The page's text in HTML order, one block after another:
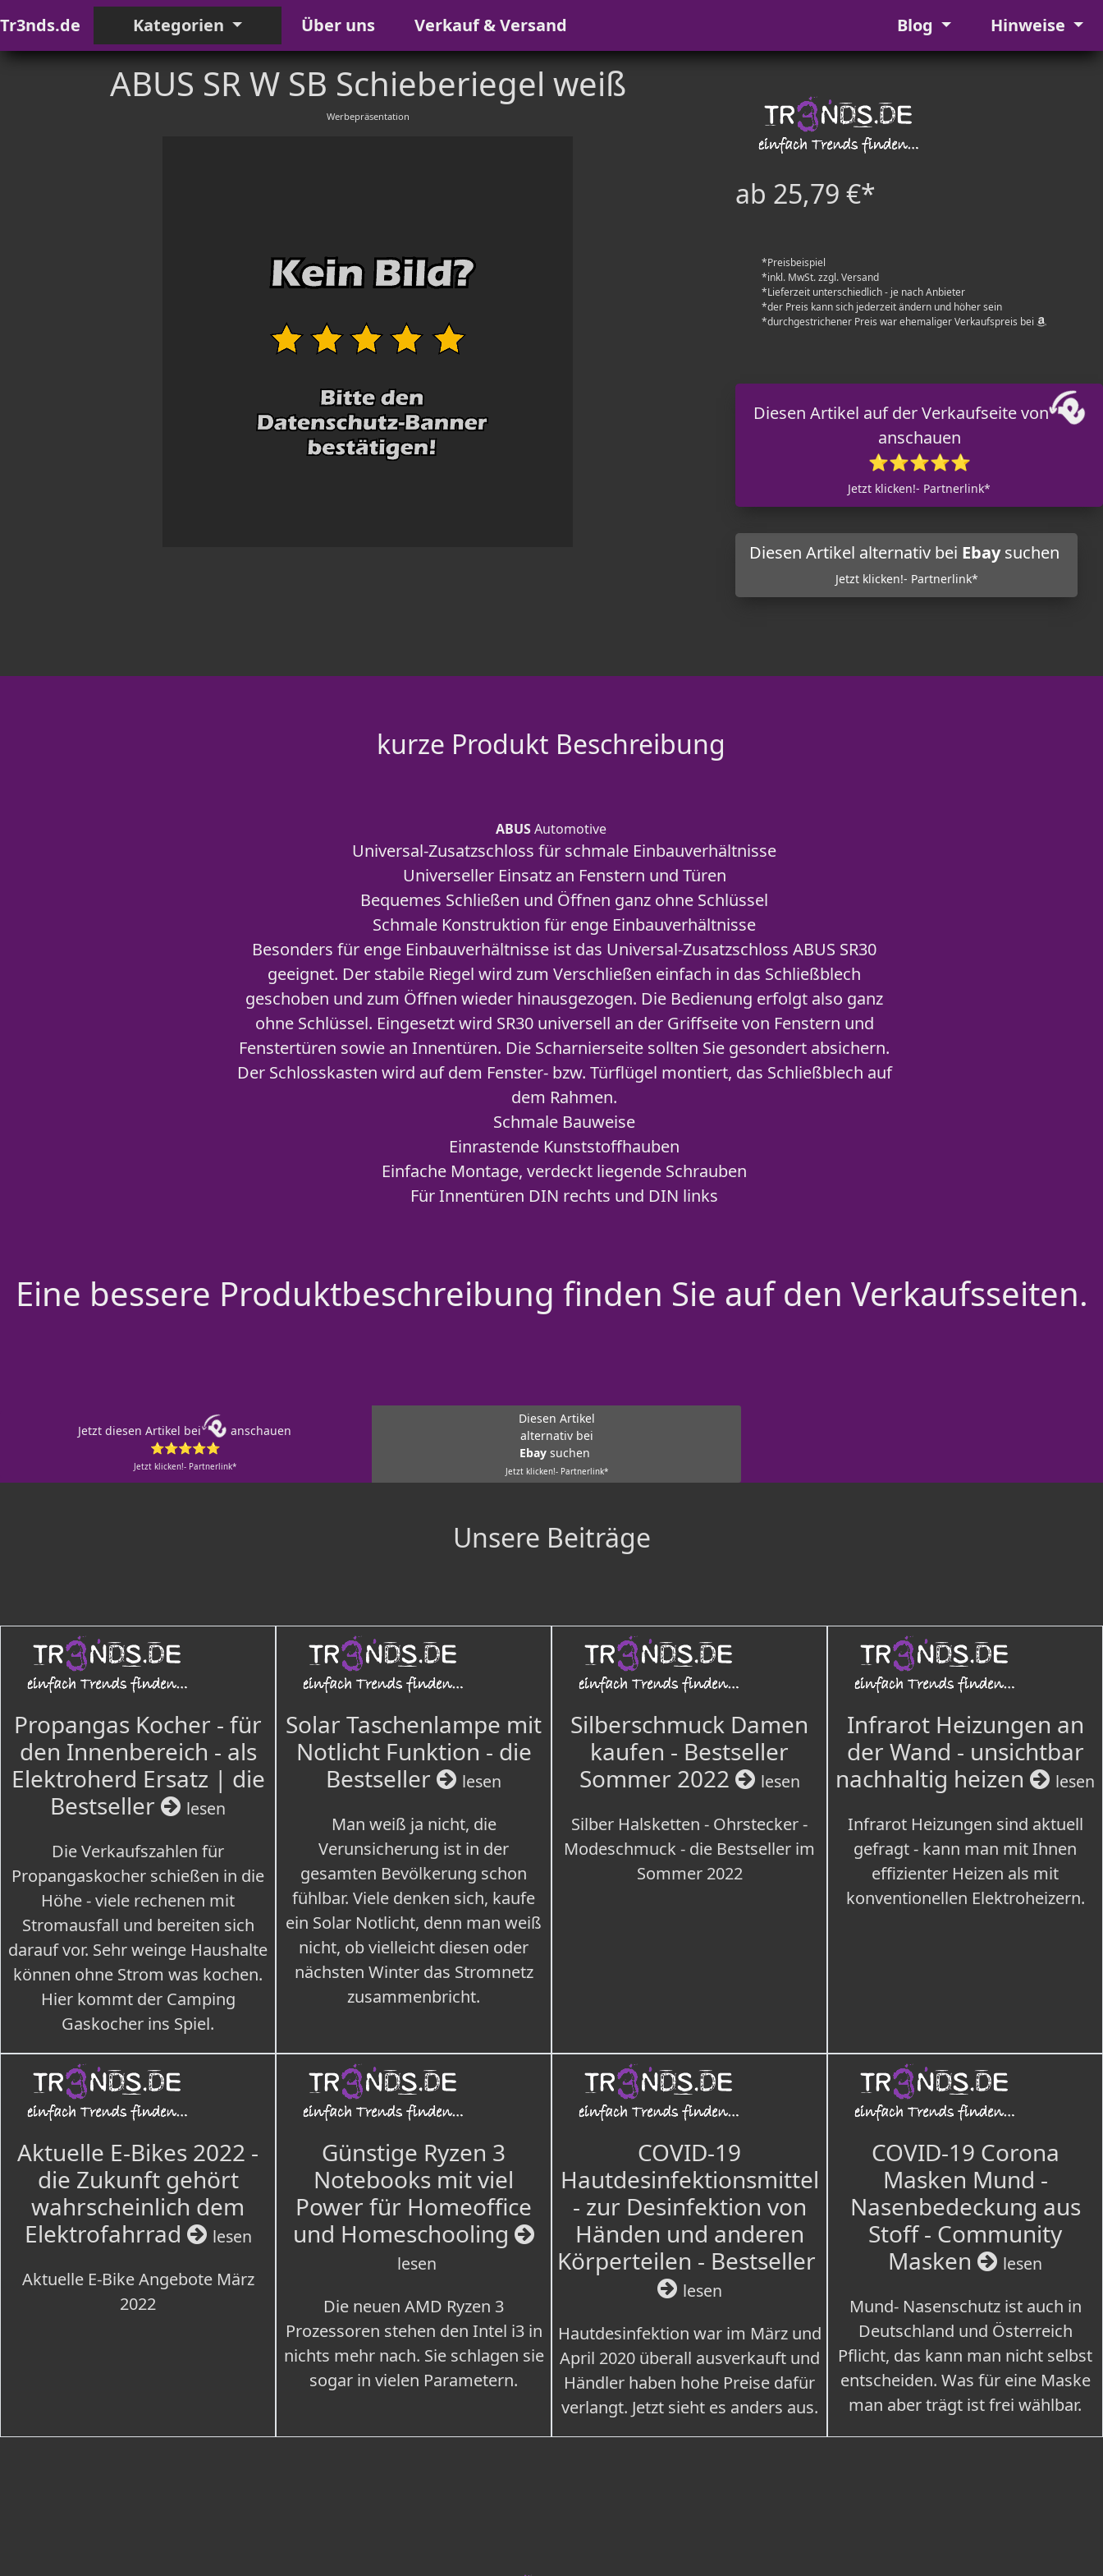
Tr3nds.de Kategorien Über uns Verkauf & Versand Blog Hinweise
ABUS SR W SB Schieberiegel weiß
Werbepräsentation
ab 25,79 €*
*Preisbeispiel
*inkl. MwSt. zzgl. Versand
*Lieferzeit unterschiedlich - je nach Anbieter
*der Preis kann sich jederzeit ändern und höher sein
*durchgestrichener Preis war ehemaliger Verkaufspreis bei
Diesen Artikel auf der Verkaufseite von
anschauen
⭐⭐⭐⭐⭐
Jetzt klicken!- Partnerlink*
Diesen Artikel alternativ bei Ebaysuchen
Jetzt klicken!- Partnerlink*
kurze Produkt Beschreibung
ABUSAutomotive
Universal-Zusatzschloss für schmale Einbauverhältnisse
Universeller Einsatz an Fenstern und Türen
Bequemes Schließen und Öffnen ganz ohne Schlüssel
Schmale Konstruktion für enge Einbauverhältnisse
Besonders für enge Einbauverhältnisse ist das Universal-Zusatzschloss ABUS SR30
geeignet. Der stabile Riegel wird zum Verschließen einfach in das Schließblech
geschoben und zum Öffnen wieder hinausgezogen. Die Bedienung erfolgt also ganz
ohne Schlüssel. Eingesetzt wird SR30 universell an der Griffseite von Fenstern und
Fenstertüren sowie an Innentüren. Die Scharnierseite sollten Sie gesondert absichern.
Der Schlosskasten wird auf dem Fenster- bzw. Türflügel montiert, das Schließblech auf
dem Rahmen.
Schmale Bauweise
Einrastende Kunststoffhauben
Einfache Montage, verdeckt liegende Schrauben
Für Innentüren DIN rechts und DIN links
Eine bessere Produktbeschreibung finden Sie auf den Verkaufsseiten.
Jetzt diesen Artikel bei
anschauen
⭐⭐⭐⭐⭐
Jetzt klicken!- Partnerlink*
Diesen Artikel
alternativ bei
Ebay suchen
Jetzt klicken!- Partnerlink*
Unsere Beiträge
Propangas Kocher - für
den Innenbereich - als
Elektroherd Ersatz | die
Bestseller
lesen
Die Verkaufszahlen für
Propangaskocher schießen in die
Höhe - viele rechenen mit
Stromausfall und bereiten sich
darauf vor. Sehr weinge Haushalte
können ohne Strom was kochen.
Hier kommt der Camping
Gaskocher ins Spiel.
Solar Taschenlampe mit
Notlicht Funktion - die
Bestseller
lesen
Man weiß ja nicht, die
Verunsicherung ist in der
gesamten Bevölkerung schon
fühlbar. Viele denken sich, kaufe
ein Solar Notlicht, denn man weiß
nicht, ob vielleicht diesen oder
nächsten Winter das Stromnetz
zusammenbricht.
Silberschmuck Damen
kaufen - Bestseller
Sommer 2022
lesen
Silber Halsketten - Ohrstecker -
Modeschmuck - die Bestseller im
Sommer 2022
Infrarot Heizungen an
der Wand - unsichtbar
nachhaltig heizen
lesen
Infrarot Heizungen sind aktuell
gefragt - kann man mit Ihnen
effizienter Heizen als mit
konventionellen Elektroheizern.
Aktuelle E-Bikes 2022 -
die Zukunft gehört
wahrscheinlich dem
Elektrofahrrad
lesen
Aktuelle E-Bike Angebote März
2022
Günstige Ryzen 3
Notebooks mit viel
Power für Homeoffice
und Homeschooling
lesen
Die neuen AMD Ryzen 3
Prozessoren stehen den Intel i3 in
nichts mehr nach. Sie schlagen sie
sogar in vielen Parametern.
COVID-19
Hautdesinfektionsmittel
- zur Desinfektion von
Händen und anderen
Körperteilen - Bestseller
lesen
Hautdesinfektion war im März und
April 2020 überall ausverkauft und
Händler haben hohe Preise dafür
verlangt. Jetzt sieht es anders aus.
COVID-19 Corona
Masken Mund -
Nasenbedeckung aus
Stoff - Community
Masken
lesen
Mund- Nasenschutz ist auch in
Deutschland und Österreich
Pflicht, das kann man nicht selbst
entscheiden. Was für eine Maske
man aber trägt ist frei wählbar.